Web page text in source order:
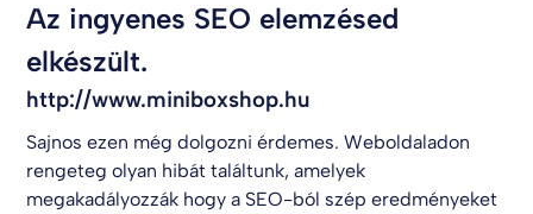
Az ingyenes SEO elemzésed
elkészült.
http://www.miniboxshop.hu
Sajnos ezen még dolgozni érdemes. Weboldaladon
rengeteg olyan hibát találtunk, amelyek
megakadályozzák hogy a SEO-ból szép eredményeket